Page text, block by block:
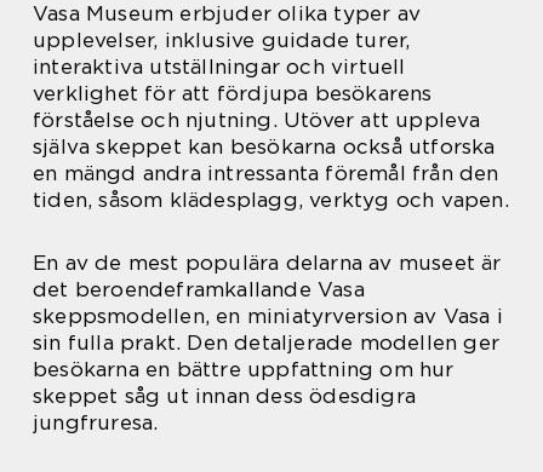
Vasa Museum erbjuder olika typer av
upplevelser, inklusive guidade turer,
interaktiva utställningar och virtuell
verklighet för att fördjupa besökarens
förståelse och njutning. Utöver att uppleva
själva skeppet kan besökarna också utforska
en mängd andra intressanta föremål från den
tiden, såsom klädesplagg, verktyg och vapen.
En av de mest populära delarna av museet är
det beroendeframkallande Vasa
skeppsmodellen, en miniatyrversion av Vasa i
sin fulla prakt. Den detaljerade modellen ger
besökarna en bättre uppfattning om hur
skeppet såg ut innan dess ödesdigra
jungfruresa.